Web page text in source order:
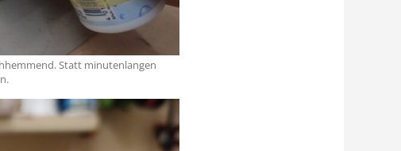
Statt minutenlangen